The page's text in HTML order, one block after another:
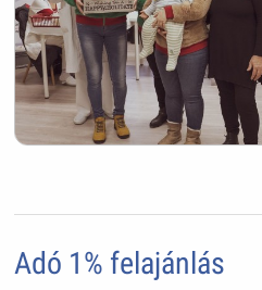
Adó 1% felajánlás